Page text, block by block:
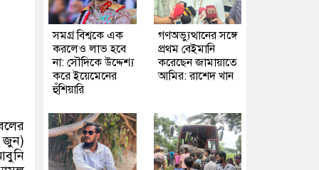
জুন)
সমগ্র বিশ্বকে এক
করলেও লাভ হবে
না: সৌদিকে উদ্দেশ্য
করে ইয়েমেনের
হুঁশিয়ারি
গণঅভ্যুত্থানের সঙ্গে
প্রথম বেইমানি
করেছেন জামায়াতে
আমির: রাশেদ খান